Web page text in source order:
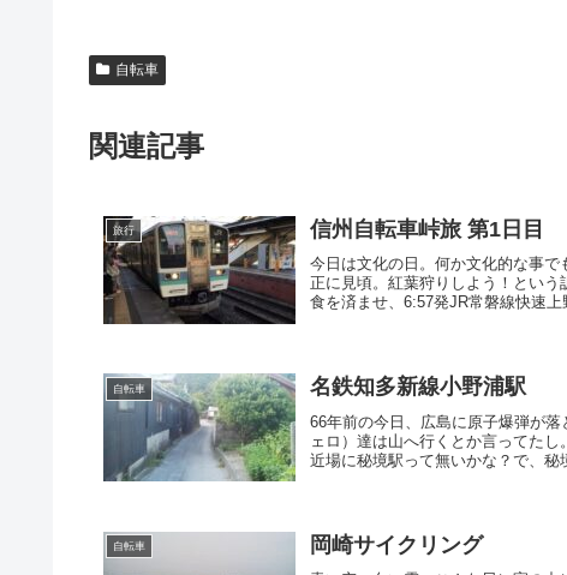
自転車
関連記事
旅行 信州自転車峠旅 第1日目
今日は文化の日。何か文化的な事
正に見頃。紅葉狩りしよう！とい
食を済ませ、6:57発JR常磐線快速
自転車 名鉄知多新線小野浦駅
66年前の今日、広島に原子爆弾が
ェロ）達は山へ行くとか言ってた
近場に秘境駅って無いかな？で、秘
自転車 岡崎サイクリング